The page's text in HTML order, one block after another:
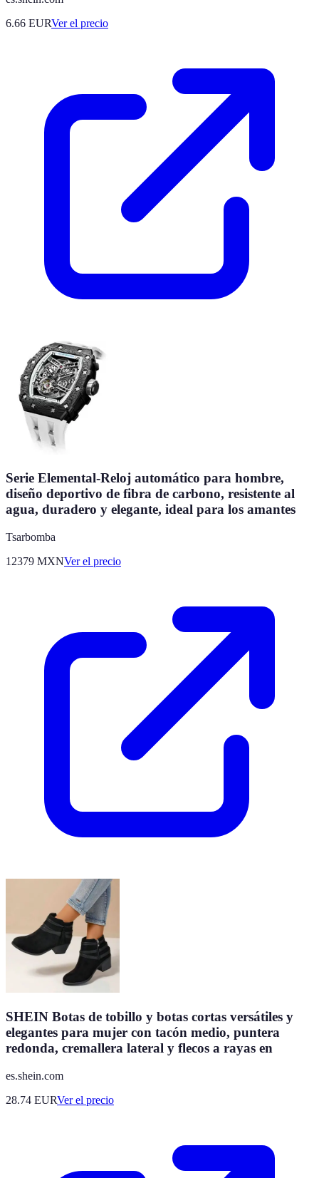
6.66 EURVer el precio
Serie Elemental-Reloj automático para hombre,
diseño deportivo de fibra de carbono, resistente al
agua, duradero y elegante, ideal para los amantes
Tsarbomba
12379 MXNVer el precio
SHEIN Botas de tobillo y botas cortas versátiles y
elegantes para mujer con tacón medio, puntera
redonda, cremallera lateral y flecos a rayas en
es.shein.com
28.74 EURVer el precio